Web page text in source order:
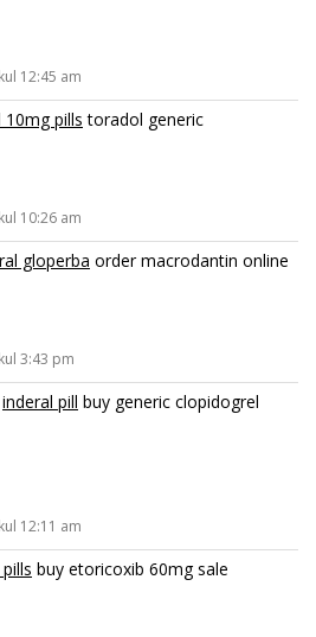
12:45 am
pills toradol generic
10:26 am
gloperba order macrodantin online
3:43 pm
inderal pill buy generic clopidogrel
12:11 am
buy etoricoxib 60mg sale